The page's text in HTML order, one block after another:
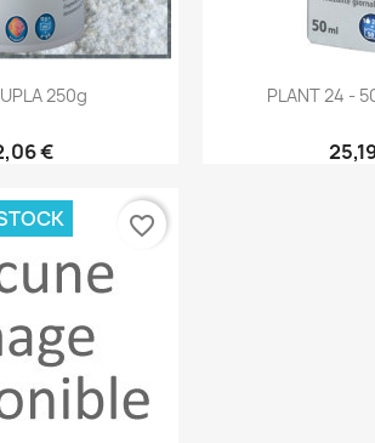
rapide
250g
€

PLANT 24 -
favorite_border